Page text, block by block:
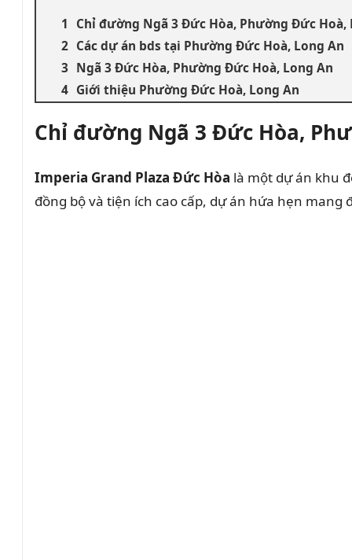
Chỉ đường Ngã 3 Đức Hòa, Phường Đức Hoà,
Các dự án bds tại Phường Đức Hoà, Long An
Ngã 3 Đức Hòa, Phường Đức Hoà, Long An
Giới thiệu Phường Đức Hoà, Long An
Chỉ đường Ngã 3 Đức Hòa,
Imperia Grand Plaza Đức Hòa là một dự án khu
đồng bộ và tiện ích cao cấp, dự án hứa hẹn